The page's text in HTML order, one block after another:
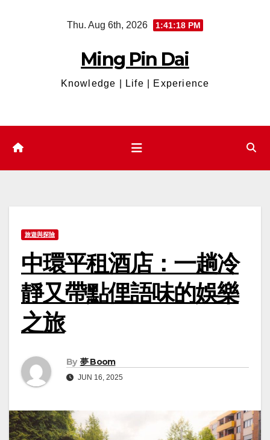
Thu. Aug 6th, 2026 1:41:19 PM
Ming Pin Dai
Knowledge | Life | Experience
旅遊與探險
中環平租酒店：一趟冷
靜又帶點俚語味的娛樂
之旅
By 夢 Boom
JUN 16, 2025